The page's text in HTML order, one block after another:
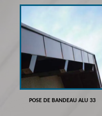
POSE DE BANDEAU ALU 33